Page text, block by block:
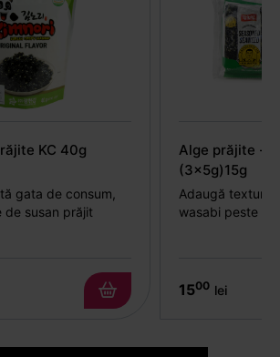
KC 40g
gata de consum,
de susan prăjit
Alge prăjite -
(3x5g)15g
Adaugă textură
wasabi peste
1500 lei